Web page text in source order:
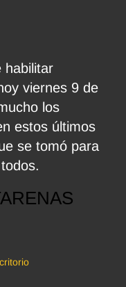
habilitar
viernes 9 de
los
estos últimos
se tomó para